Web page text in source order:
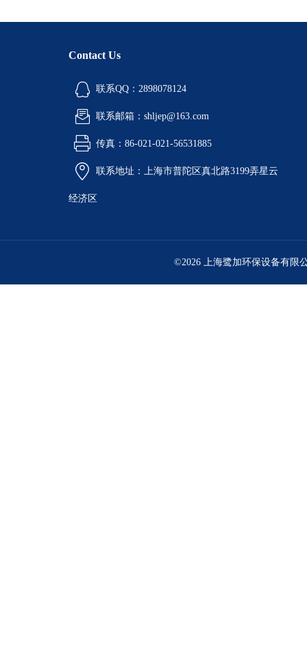
Contact Us
联系QQ：2898078124
联系邮箱：shljep@163.com
传真：86-021-021-56531885
联系地址：上海市普陀区真北路3199弄星云
经济区
©2026 上海鹭加环保设备有限